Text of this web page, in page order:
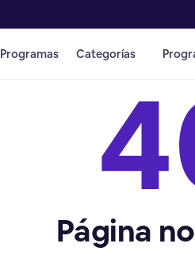
Programas Categorías
Página